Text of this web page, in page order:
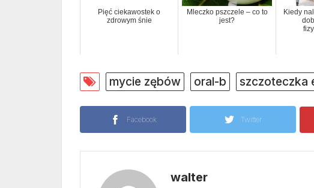
Pięć ciekawostek o
zdrowym śnie
Mleczko pszczele – co to
jest?
Kiedy
mycie zębów oral-b szczoteczka
Facebook Twitter
walter